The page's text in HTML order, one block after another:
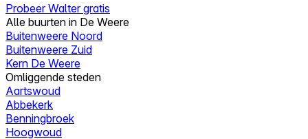
Probeer Walter gratis
Alle buurten in De Weere
Buitenweere Noord
Buitenweere Zuid
Kern De Weere
Omliggende steden
Aartswoud
Abbekerk
Benningbroek
Hoogwoud